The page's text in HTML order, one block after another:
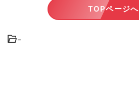
TOPページへ
-